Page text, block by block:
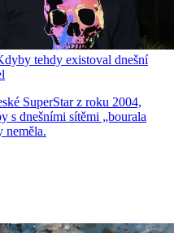
tehdy existoval dnešní
SuperStar z roku 2004,
s dnešními sítěmi „bourala
neměla.